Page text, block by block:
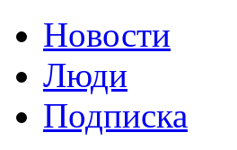
Новости
Люди
Подписка